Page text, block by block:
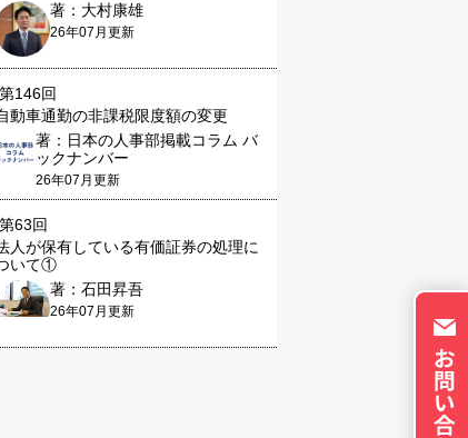
著：大村康雄
26年07月更新
第146回
動車通勤の非課税限度額の変更
著：日本の人事部掲載コラム バ
ックナンバー
26年07月更新
第63回
人が保有している有価証券の処理に
いて①
著：石田昇吾
26年07月更新
る、またはブ
情報の主な保存
る情報、サイト
報はサイトを正
定できる情報が
ソナライズに使
ーの権利を尊重
よう配慮してい
に関する詳細
す。ただし、
スの利用に影響